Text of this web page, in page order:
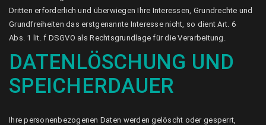
Dritten erforderlich und überwiegen Ihre Interessen, Grundrechte und
Grundfreiheiten das erstgenannte Interesse nicht, so dient Art. 6
Abs. 1 lit. f DSGVO als Rechtsgrundlage für die Verarbeitung.
DATENLÖSCHUNG UND
SPEICHERDAUER
Ihre personenbezogenen Daten werden gelöscht oder gesperrt,